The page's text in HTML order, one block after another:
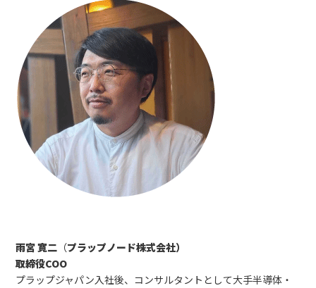
雨宮 寛二 （プラップノード株式会社）
取締役COO
プラップジャパン入社後、コンサルタントとして大手半導体・